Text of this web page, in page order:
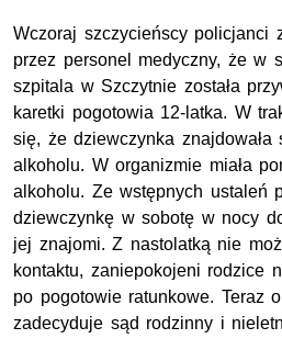
Wczoraj szczycieńscy policjanci
przez personel medyczny, że w
szpitala w Szczytnie została
karetki pogotowia 12-latka. W
się, że dziewczynka
alkoholu. W organizmie miała
alkoholu. Ze wstępnych ustaleń
dziewczynkę w sobotę w nocy
jej znajomi. Z nastolatką nie
kontaktu, zaniepokojeni rodzice
po pogotowie ratunkowe. Teraz
zadecyduje sąd rodzinny i